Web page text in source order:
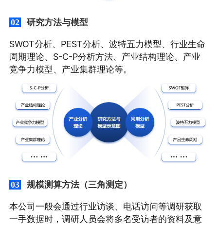
02 研究方法与模型
SWOT分析、PEST分析、波特五力模型、行业生命
周期理论、S-C-P分析方法、产业结构理论、产业
竞争力模型、产业集群理论等。
03 规模测算方法（三角测定）
本公司一般会通过行业访谈、电话访问等调研获取
一手数据时，调研人员会将多名受访者的资料及意